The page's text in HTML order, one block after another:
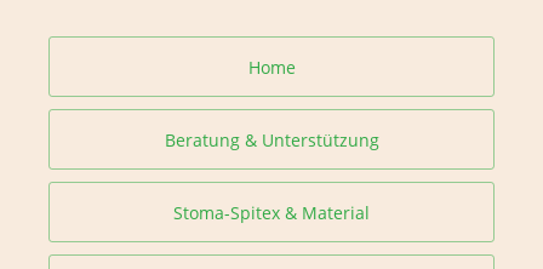
Home
Beratung & Unterstützung
Stoma-Spitex & Material